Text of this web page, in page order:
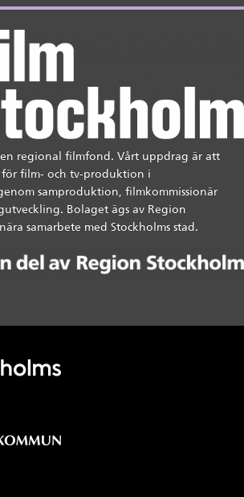
en regional filmfond. Vårt uppdrag är att
film- och tv-produktion i
samproduktion, filmkommissionär
Bolaget ägs av Region
samarbete med Stockholms stad.